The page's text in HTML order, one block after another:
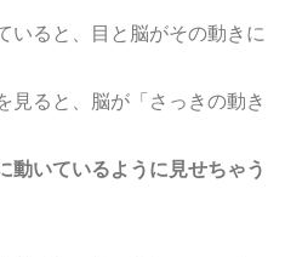
いると、目と脳がその動きに
見ると、脳が「さっきの動き
動いているように見せちゃう